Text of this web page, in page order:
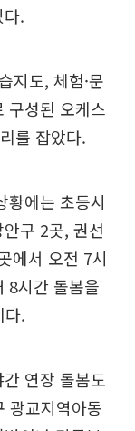
.
지도, 체험·문
구성된 오케스
를 잡았다.
황에는 초등시
구 2곳, 권선
에서 오전 7시
8시간 돌봄을
다.
연장 돌봄도
광교지역아동